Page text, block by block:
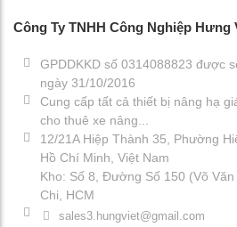
Công Ty TNHH Công Nghiệp Hưng
GPDDKKD số 0314088823 được
ngày 31/10/2016
Cung cấp tất cả thiết bị nâng hạ
cho thuê xe nâng...
12/21A Hiệp Thành 35, Phường
Hồ Chí Minh, Việt Nam
Kho: Số 8, Đường Số 150 (Võ
Chi, HCM
sales3.hungviet@gmail.com